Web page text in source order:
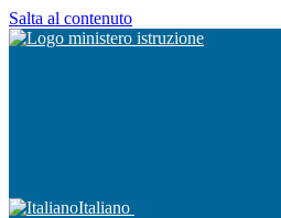
Salta al contenuto
Italiano